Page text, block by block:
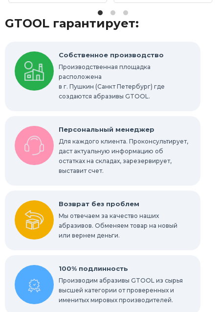
Шлифовальные гильзы
Шлифовальные абразивные губки, бруски
Радиальные шлифовальные круги
Конволютные круги
Абразивы для обработки труднодоступных
мест
GTOOL гарантирует:
Собственное производство
Производственная площадка
расположена
в г. Пушкин (Санкт Петербург) где
создаются абразивы GTOOL.
Персональный менеджер
Для каждого клиента. Проконсультирует,
даст актуальную информацию об
остатках на складах, зарезервирует,
выставит счет.
Возврат без проблем
Мы отвечаем за качество наших
абразивов. Обменяем товар на новый
или вернем деньги.
100% подлинность
Производим абразивы GTOOL из сырья
высшей категории от проверенных и
именитых мировых производителей.